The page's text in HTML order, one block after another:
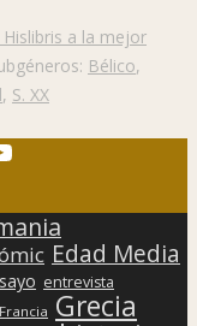
a la mejor
Bélico,
, S. XX
Edad Media
entrevista
Francia Grecia